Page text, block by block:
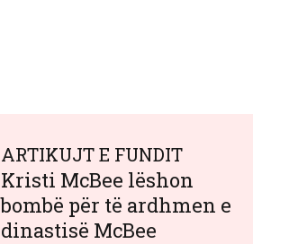
ARTIKUJT E FUNDIT
Kristi McBee lëshon
bombë për të ardhmen e
dinastisë McBee